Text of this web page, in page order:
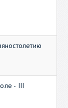
- III